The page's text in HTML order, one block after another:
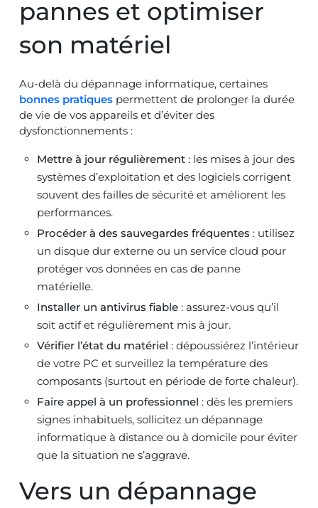
pannes et optimiser
son matériel
Au-delà du dépannage informatique, certaines
bonnes pratiques permettent de prolonger la durée
de vie de vos appareils et d’éviter des
dysfonctionnements :
Mettre à jour régulièrement : les mises à jour des
systèmes d’exploitation et des logiciels corrigent
souvent des failles de sécurité et améliorent les
performances.
Procéder à des sauvegardes fréquentes : utilisez
un disque dur externe ou un service cloud pour
protéger vos données en cas de panne
matérielle.
Installer un antivirus fiable : assurez-vous qu’il
soit actif et régulièrement mis à jour.
Vérifier l’état du matériel : dépoussiérez l’intérieur
de votre PC et surveillez la température des
composants (surtout en période de forte chaleur).
Faire appel à un professionnel : dès les premiers
signes inhabituels, sollicitez un dépannage
informatique à distance ou à domicile pour éviter
que la situation ne s’aggrave.
Vers un dépannage